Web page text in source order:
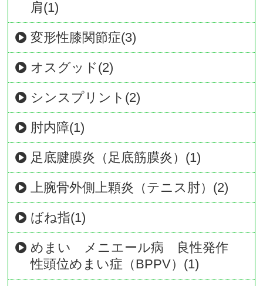
肩(1)
変形性膝関節症(3)
オスグッド(2)
シンスプリント(2)
肘内障(1)
足底腱膜炎（足底筋膜炎）(1)
上腕骨外側上顆炎（テニス肘）(2)
ばね指(1)
めまい メニエール病 良性発作
性頭位めまい症（BPPV）(1)